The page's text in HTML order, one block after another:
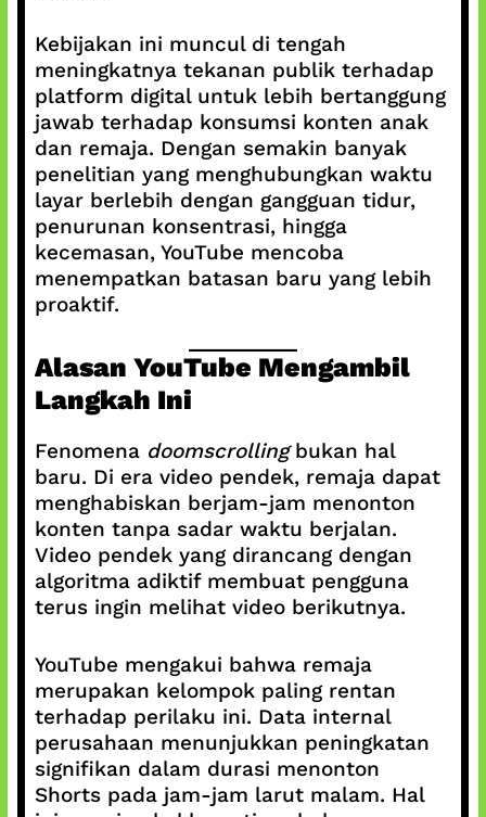
Kebijakan ini muncul di tengah
meningkatnya tekanan publik terhadap
platform digital untuk lebih bertanggung
jawab terhadap konsumsi konten anak
dan remaja. Dengan semakin banyak
penelitian yang menghubungkan waktu
layar berlebih dengan gangguan tidur,
penurunan konsentrasi, hingga
kecemasan, YouTube mencoba
menempatkan batasan baru yang lebih
proaktif.
Alasan YouTube Mengambil
Langkah Ini
Fenomena doomscrollingbukan hal
baru. Di era video pendek, remaja dapat
menghabiskan berjam-jam menonton
konten tanpa sadar waktu berjalan.
Video pendek yang dirancang dengan
algoritma adiktif membuat pengguna
terus ingin melihat video berikutnya.
YouTube mengakui bahwa remaja
merupakan kelompok paling rentan
terhadap perilaku ini. Data internal
perusahaan menunjukkan peningkatan
signifikan dalam durasi menonton
Shorts pada jam-jam larut malam. Hal